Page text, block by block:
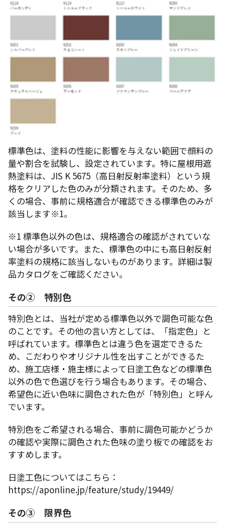
標準色は、塗料の性能に影響を与えない範囲で顔料の
量や割合を試験し、設定されています。特に屋根用遮
熱塗料は、JIS K 5675（高日射反射率塗料）という規
格をクリアした色のみが分類されます。そのため、多
くの場合、事前に規格適合が確認できる標準色のみが
該当します※1。
※1 標準色以外の色は、規格適合の確認がされていな
い場合が多いです。また、標準色の中にも高日射反射
率塗料の規格に該当しないものがあります。詳細は製
品カタログをご確認ください。
その② 特別色
特別色とは、当社が定める標準色以外で調色可能な色
のことです。その他の言い方としては、「指定色」と
呼ばれています。標準色とは違う色を選定できるた
め、こだわりやオリジナル性を出すことができるた
め、施工店様・施主様によって日塗工色などの標準色
以外の色で色選びを行う場合もあります。その場合、
希望色に近い色味に調色された色が「特別色」と呼ん
でいます。
特別色をご希望される場合、事前に調色可能かどうか
の確認や実際に調色された色味の塗り板での確認をお
すすめします。
日塗工色についてはこちら：
https://aponline.jp/feature/study/19449/
その③ 限界色